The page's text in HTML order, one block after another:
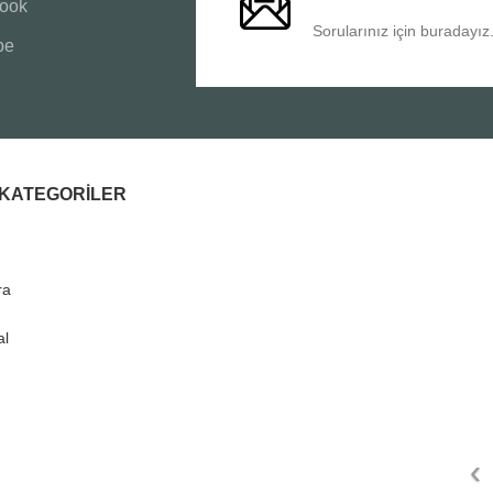
Sorularınız için buradayız.